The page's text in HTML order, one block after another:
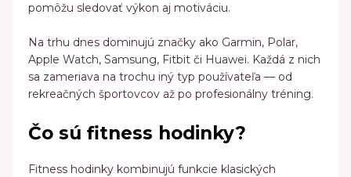
pomôžu sledovať výkon aj motiváciu.
Na trhu dnes dominujú značky ako Garmin, Polar,
Apple Watch, Samsung, Fitbit či Huawei. Každá z nich
sa zameriava na trochu iný typ používateľa — od
rekreačných športovcov až po profesionálny tréning.
Čo sú fitness hodinky?
Fitness hodinky kombinujú funkcie klasických